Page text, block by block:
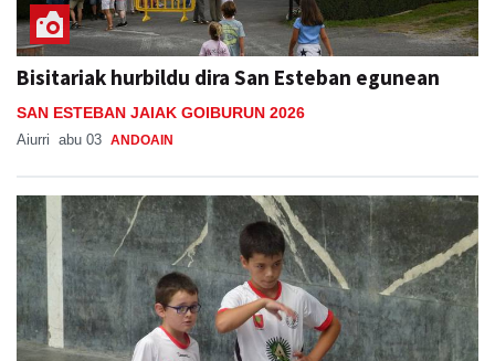
Bisitariak hurbildu dira San Esteban egunean
SAN ESTEBAN JAIAK GOIBURUN 2026
Aiurri abu 03 ANDOAIN